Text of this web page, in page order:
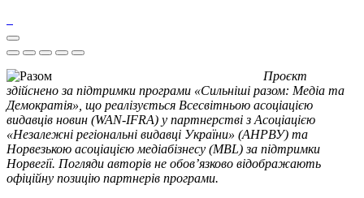
Проєкт
здійснено за підтримки програми «Сильніші разом: Медіа та
Демократія», що реалізується Всесвітньою асоціацією
видавців новин (WAN-IFRA) у партнерстві з Асоціацією
«Незалежні регіональні видавці України» (АНРВУ) та
Норвезькою асоціацією медіабізнесу (MBL) за підтримки
Норвегії. Погляди авторів не обов’язково відображають
офіційну позицію партнерів програми.